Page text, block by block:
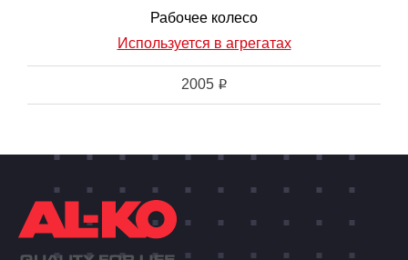
Рабочее колесо
Используется в агрегатах
2005 i